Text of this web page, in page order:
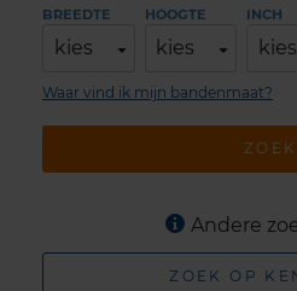
BREEDTE
kies
HOOGTE
kies
INCH
kies
ZOEK
Waar vind ik mijn bandenmaat?
Andere
ZOEK OP